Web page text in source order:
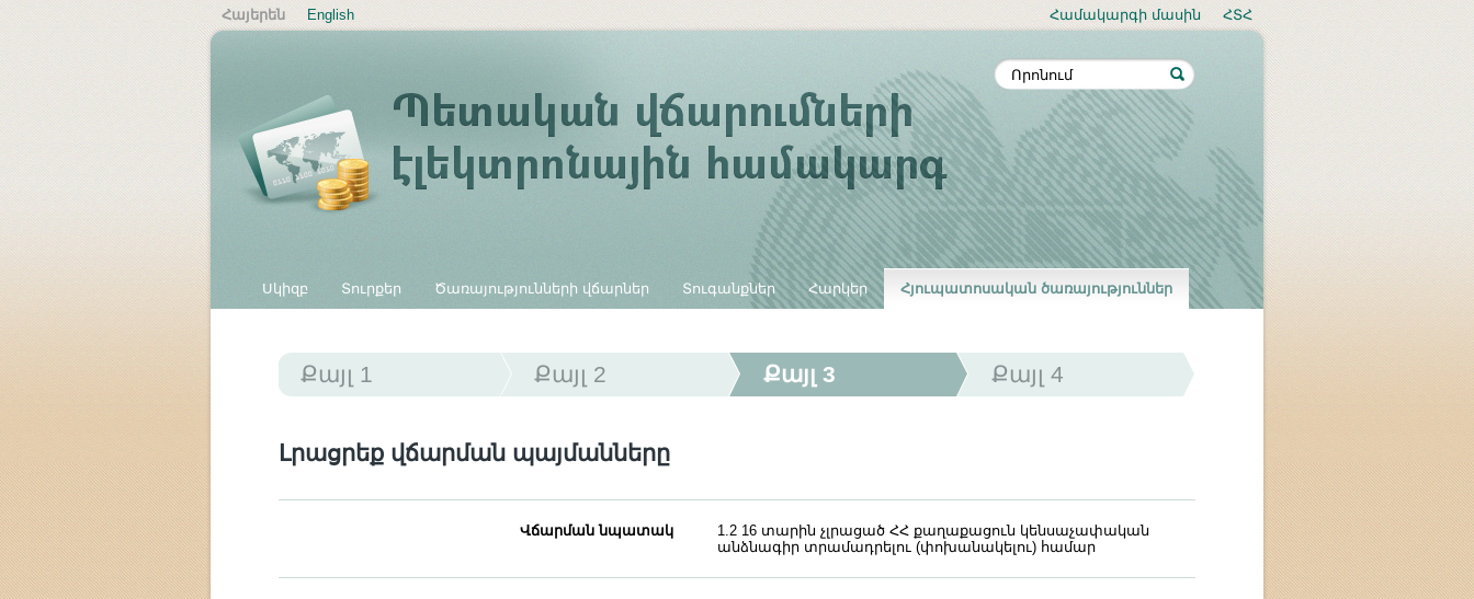
Հայերեն English Համակարգի մասին ՀՏՀ
Սկիզբ Տուրքեր Ծառայությունների վճարներ Տուգանքներ Հարկեր Հյուպատոսական ծառայություններ
Քայլ 1 Քայլ 2 Քայլ 3 Քայլ 4
Լրացրեք վճարման պայմանները
Վճարման նպատակ
1.2 16 տարին չլրացած ՀՀ քաղաքացուն կենսաչափական
անձնագիր տրամադրելու (փոխանակելու) համար